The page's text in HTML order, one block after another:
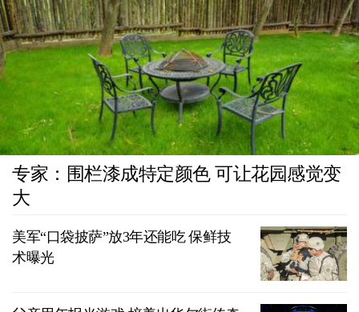
专家：围栏漆成特定颜色 可让花园感觉变
大
美军“口袋披萨”放3年还能吃 保鲜技
术曝光